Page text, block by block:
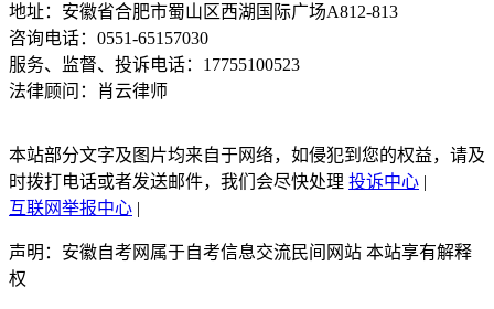
地址：安徽省合肥市蜀山区西湖国际广场A812-813
咨询电话：0551-65157030
服务、监督、投诉电话：17755100523
法律顾问：肖云律师
本站部分文字及图片均来自于网络，如侵犯到您的权益，请及
时拨打电话或者发送邮件，我们会尽快处理 投诉中心 |
互联网举报中心 |
声明：安徽自考网属于自考信息交流民间网站 本站享有解释
权